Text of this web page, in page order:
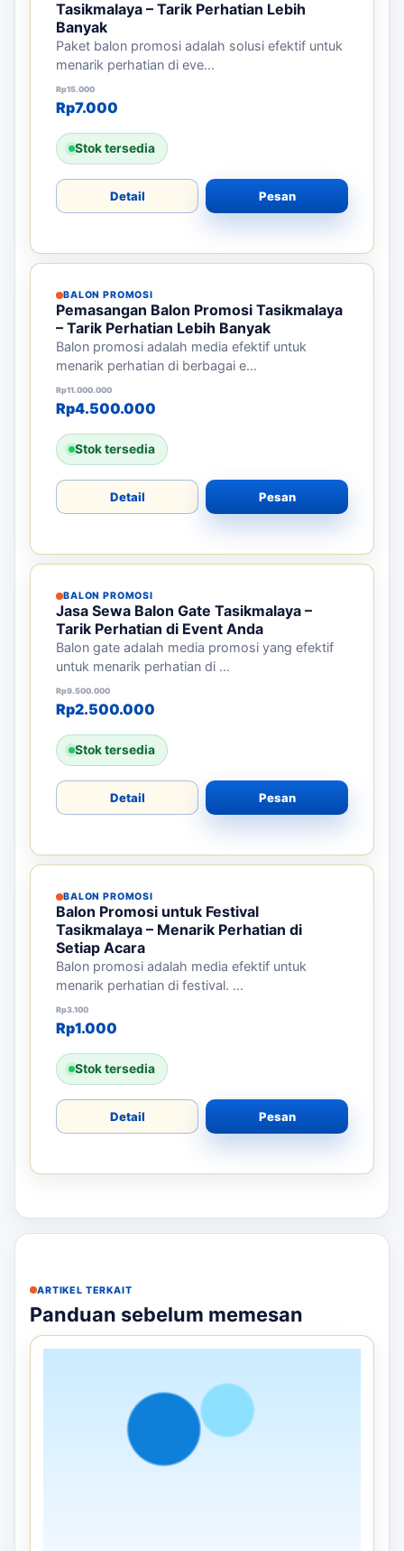
BALON PROMOSI
Paket Balon Promosi untuk Event
Tasikmalaya – Tarik Perhatian Lebih
Banyak
Paket balon promosi adalah solusi efektif untuk
Rp15.000
Harga aslinya adalah: Rp15.000.
Harga saat ini adalah: Rp7.000.
Stok tersedia
Detail Pesan
BALON PROMOSI
Pemasangan Balon Promosi Tasikmalaya
– Tarik Perhatian Lebih Banyak
Balon promosi adalah media efektif untuk
Rp11.000.000
Harga aslinya adalah: Rp11.000.000.
Harga saat ini adalah: Rp4.500.000.
Stok tersedia
Detail Pesan